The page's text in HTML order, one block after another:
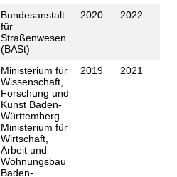
Bundesanstalt
für
Straßenwesen
(BASt)
2020 2022
Ministerium für
Wissenschaft,
Forschung und
Kunst Baden-
Württemberg
Ministerium für
Wirtschaft,
Arbeit und
Wohnungsbau
Baden-
2019 2021